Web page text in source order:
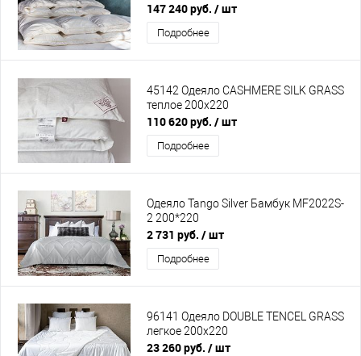
147 240 руб. / шт
Подробнее
45142 Одеяло CASHMERE SILK GRASS
теплое 200х220
110 620 руб. / шт
Подробнее
Одеяло Tango Silver Бамбук MF2022S-
2 200*220
2 731 руб. / шт
Подробнее
96141 Одеяло DOUBLE TENCEL GRASS
легкое 200х220
23 260 руб. / шт